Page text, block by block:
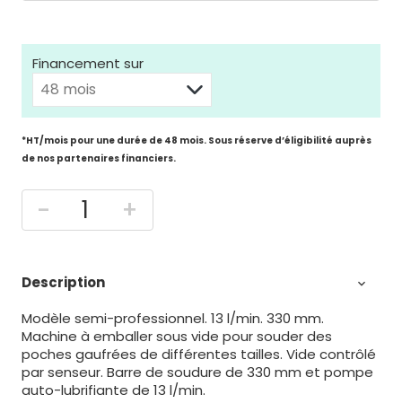
Financement sur
*HT/mois pour une durée de 48 mois. Sous réserve d’éligibilité auprès
de nos partenaires financiers.
- +
Description 
Modèle semi-professionnel. 13 l/min. 330 mm.
Machine à emballer sous vide pour souder des
poches gaufrées de différentes tailles. Vide contrôlé
par senseur. Barre de soudure de 330 mm et pompe
auto-lubrifiante de 13 l/min.